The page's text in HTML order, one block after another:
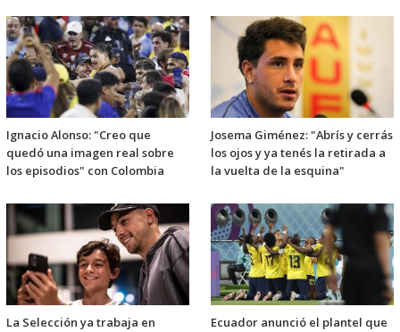
Ignacio Alonso: "Creo que
quedó una imagen real sobre
los episodios" con Colombia
Josema Giménez: "Abrís y cerrás
los ojos y ya tenés la retirada a
la vuelta de la esquina"
La Selección ya trabaja en
Ecuador anunció el plantel que